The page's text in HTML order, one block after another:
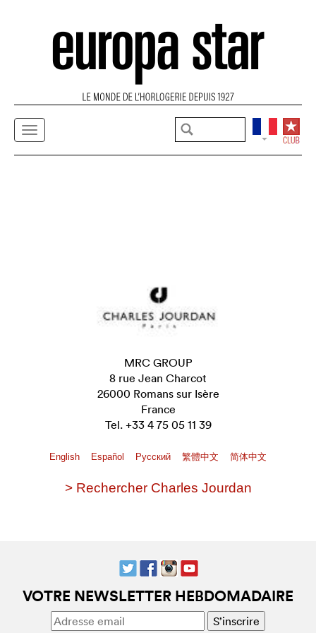
MRC GROUP
8 rue Jean Charcot
26000 Romans sur Isère
France
Tel. +33 4 75 05 11 39
English Español Pусский 繁體中文 简体中文
> Rechercher Charles Jourdan
VOTRE NEWSLETTER HEBDOMADAIRE